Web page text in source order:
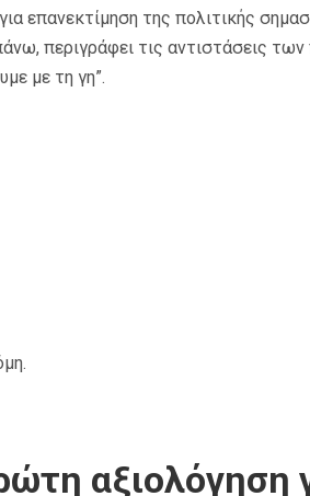
επανεκτίμηση της πολιτικής
περιγράφει τις αντιστάσεις
με τη γη”.
αξιολόγηση